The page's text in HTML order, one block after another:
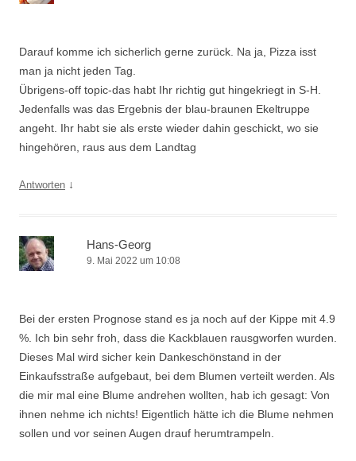
Darauf komme ich sicherlich gerne zurück. Na ja, Pizza isst
man ja nicht jeden Tag.
Übrigens-off topic-das habt Ihr richtig gut hingekriegt in S-H.
Jedenfalls was das Ergebnis der blau-braunen Ekeltruppe
angeht. Ihr habt sie als erste wieder dahin geschickt, wo sie
hingehören, raus aus dem Landtag
Antworten ↓
Hans-Georg
9. Mai 2022 um 10:08
Bei der ersten Prognose stand es ja noch auf der Kippe mit 4.9
%. Ich bin sehr froh, dass die Kackblauen rausgworfen wurden.
Dieses Mal wird sicher kein Dankeschönstand in der
Einkaufsstraße aufgebaut, bei dem Blumen verteilt werden. Als
die mir mal eine Blume andrehen wollten, hab ich gesagt: Von
ihnen nehme ich nichts! Eigentlich hätte ich die Blume nehmen
sollen und vor seinen Augen drauf herumtrampeln.